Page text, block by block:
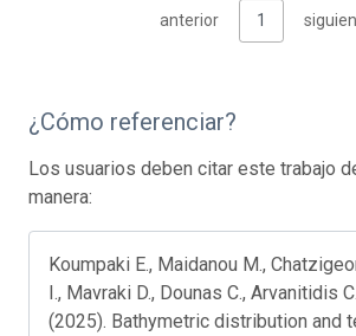
anterior 1
¿Cómo referenciar?
Los usuarios deben citar este trabajo
manera:
Koumpaki E., Maidanou M.,
I., Mavraki D., Dounas C., Arvanitidis
(2025). Bathymetric distribution and